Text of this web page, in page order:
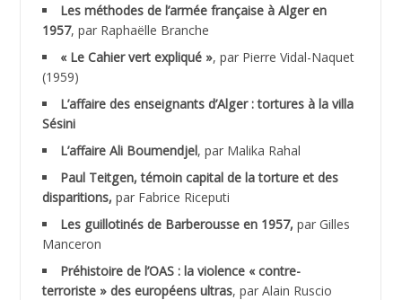
ABNOUN Salah
ACHACHE M.*
ACHLAF Ali
ADALMI
ADANE Ramdane *
ADDAD
Les méthodes de l’armée française à Alger en
1957, par Raphaëlle Branche
« Le Cahier vert expliqué », par Pierre Vidal-Naquet
(1959)
L’affaire des enseignants d’Alger : tortures à la villa
Sésini
L’affaire Ali Boumendjel, par Malika Rahal
Paul Teitgen, témoin capital de la torture et des
disparitions, par Fabrice Riceputi
Les guillotinés de Barberousse en 1957, par Gilles
Manceron
Préhistoire de l’OAS : la violence « contre-
terroriste » des européens ultras, par Alain Ruscio